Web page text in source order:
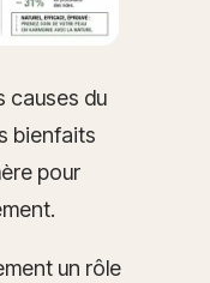
causes du
bienfaits
pour
un rôle